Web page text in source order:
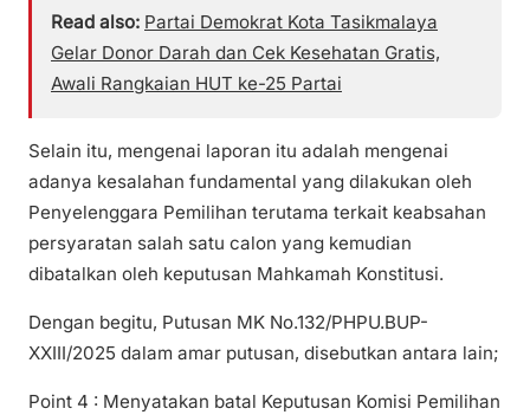
Read also: Partai Demokrat Kota Tasikmalaya
Gelar Donor Darah dan Cek Kesehatan Gratis,
Awali Rangkaian HUT ke-25 Partai
Selain itu, mengenai laporan itu adalah mengenai
adanya kesalahan fundamental yang dilakukan oleh
Penyelenggara Pemilihan terutama terkait keabsahan
persyaratan salah satu calon yang kemudian
dibatalkan oleh keputusan Mahkamah Konstitusi.
Dengan begitu, Putusan MK No.132/PHPU.BUP-
XXIII/2025 dalam amar putusan, disebutkan antara lain;
Point 4 : Menyatakan batal Keputusan Komisi Pemilihan